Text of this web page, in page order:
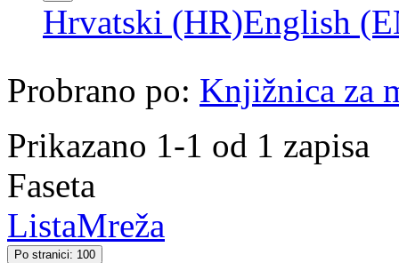
Hrvatski (HR)English
Probrano po: Knjižnica za
Prikazano 1-1 od 1 zapisa
Faseta
ListaMreža
Po stranici: 100